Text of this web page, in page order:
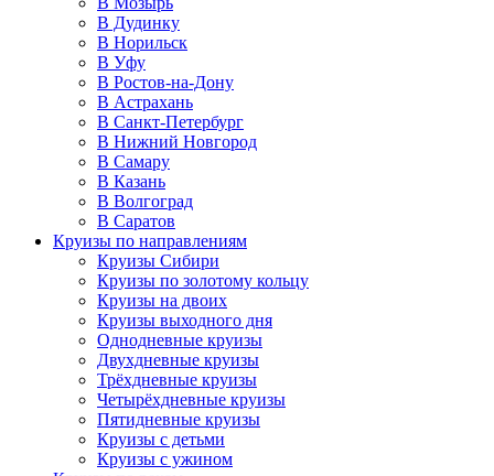
В Дудинку
В Норильск
В Уфу
В Ростов-на-Дону
В Астрахань
В Санкт-Петербург
В Нижний Новгород
В Самару
В Казань
В Волгоград
В Саратов
Круизы по направлениям
Круизы Сибири
Круизы по золотому кольцу
Круизы на двоих
Круизы выходного дня
Однодневные круизы
Двухдневные круизы
Трёхдневные круизы
Четырёхдневные круизы
Пятидневные круизы
Круизы с детьми
Круизы с ужином